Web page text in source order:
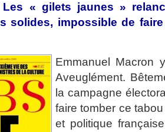
« gilets jaunes »
solides, impossible de
Emmanuel Macron
Aveuglément.
la campagne
faire tomber ce
et politique